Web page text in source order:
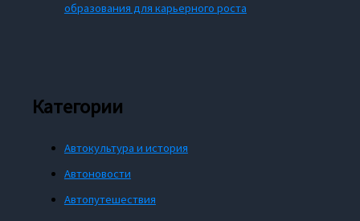
образования для карьерного роста
Категории
Автокультура и история
Автоновости
Автопутешествия